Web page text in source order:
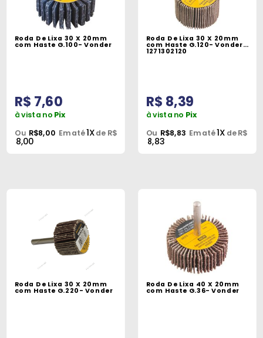
Roda De Lixa 30 X 20mm
com Haste G.100- Vonder
R$ 7,60
à vista no Pix
Ou R$8,00 Em até1Xde R$
8,00
Roda De Lixa 30 X 20mm
com Haste G.120- Vonder
1271302120
R$ 8,39
à vista no Pix
Ou R$8,83 Em até1X de R$
8,83
Roda De Lixa 30 X 20mm
com Haste G.220- Vonder
Roda De Lixa 40 X 20mm
com Haste G.36- Vonder